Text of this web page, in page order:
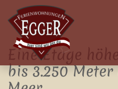
Eine Etage
bis 3.250